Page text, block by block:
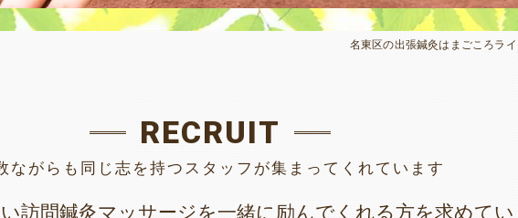
名東区の出張鍼灸はまごころラ
ながらも同じ志を持つスタッフが集まってくれています
RECRUIT
訪問鍼灸マッサージを一緒に励んでくれる方を求めてい